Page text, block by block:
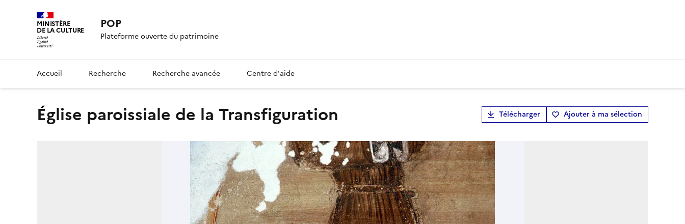
MINISTÈRE
DE LA CULTURE POP
Plateforme ouverte du patrimoine
Accueil Recherche Recherche avancée Centre d'aide
église paroissiale de la Transfiguration Télécharger Ajouter à ma sélection